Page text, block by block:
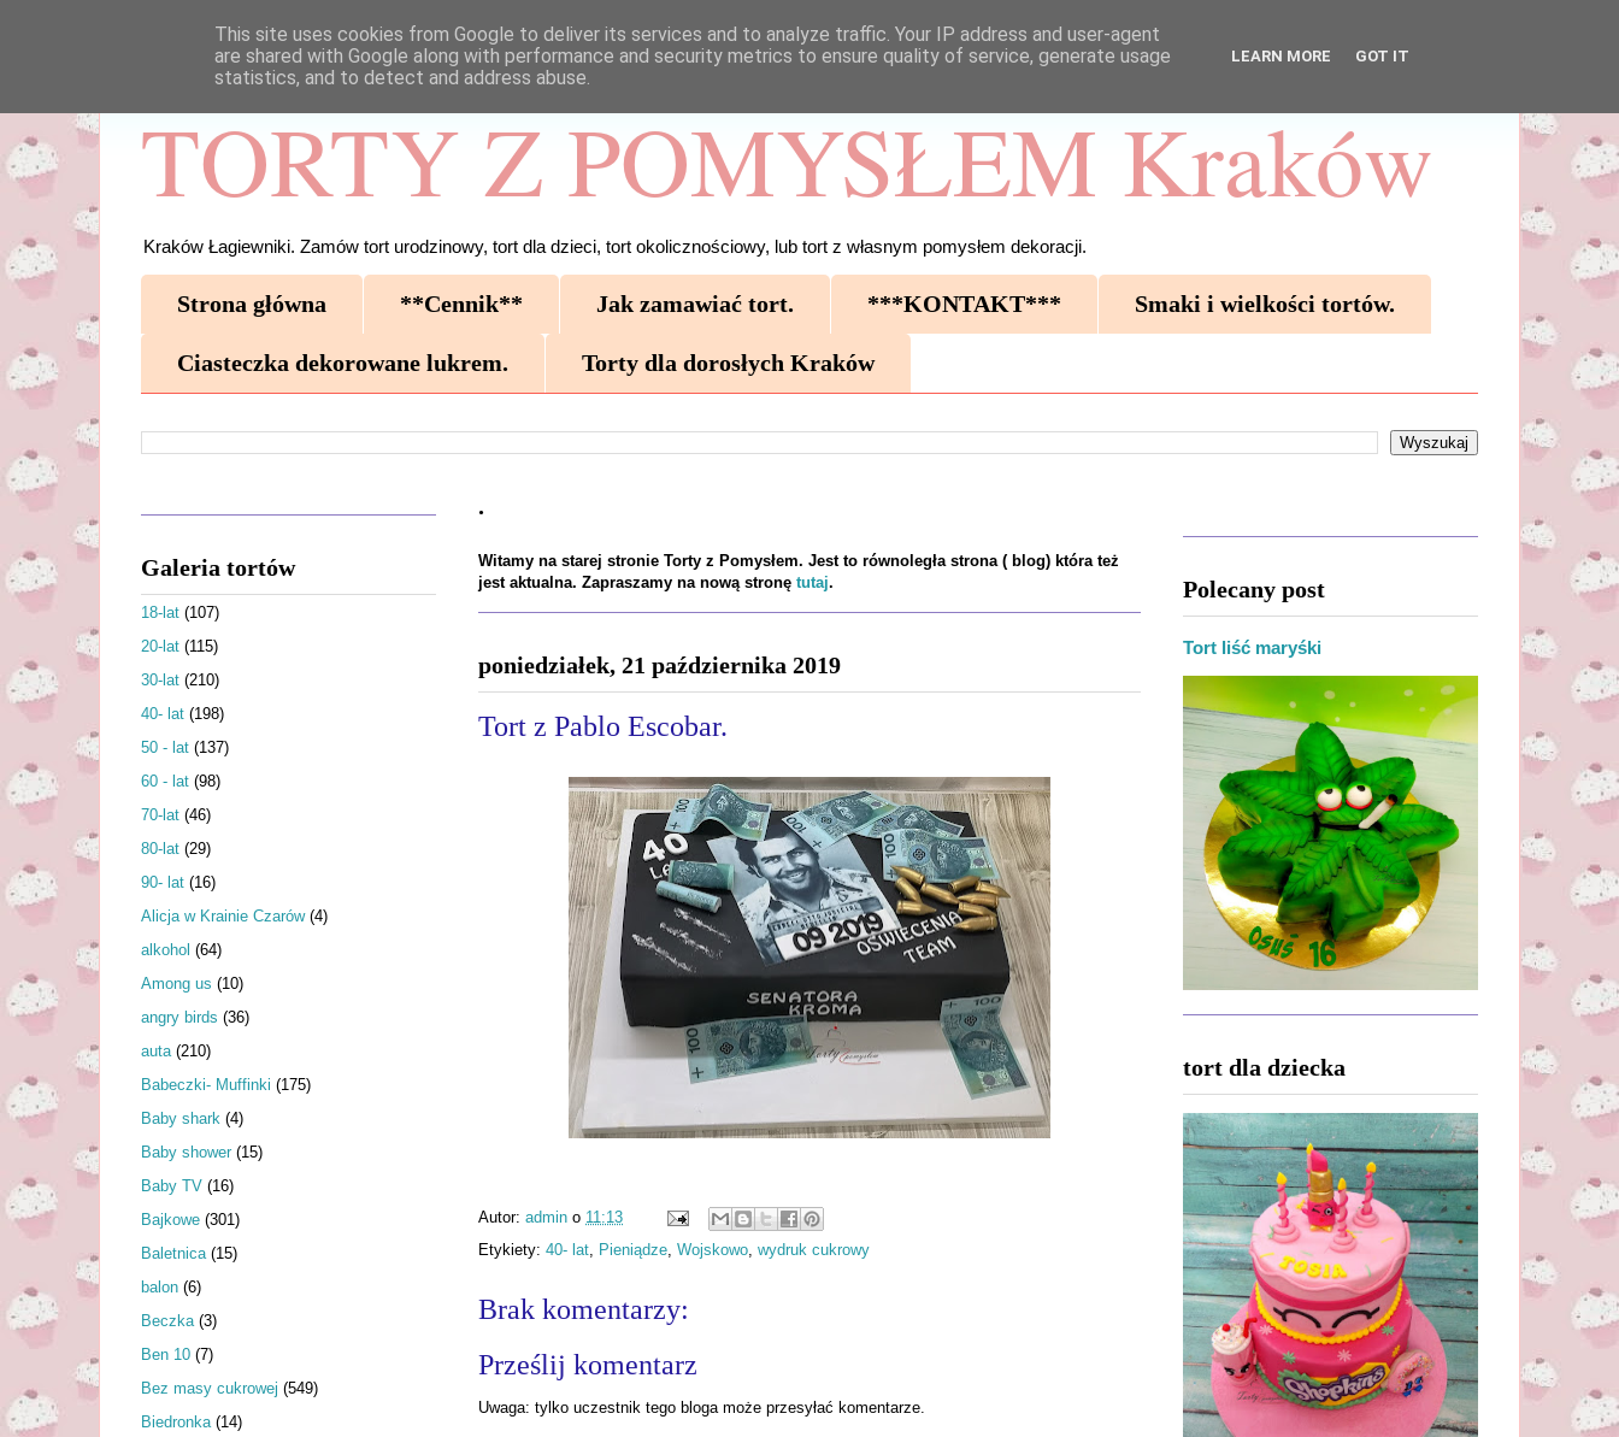
TORTY Z POMYSŁEM Kraków
Kraków Łagiewniki. Zamów tort urodzinowy, tort dla dzieci, tort okolicznościowy, lub tort z własnym pomysłem dekoracji.
Strona główna **Cennik** Jak zamawiać tort. ***KONTAKT*** Smaki i wielkości tortów.
Ciasteczka dekorowane lukrem. Torty dla dorosłych Kraków
.
Witamy na starej stronie Torty z Pomysłem. Jest to równoległa strona ( blog) która też
jest aktualna. Zapraszamy na nową stronę tutaj.
poniedziałek, 21 października 2019
Tort z Pablo Escobar.
Autor: admin o 11:13
Etykiety: 40- lat Pieniądze Wojskowo wydruk cukrowy
Brak komentarzy:
Prześlij komentarz
Uwaga: tylko uczestnik tego bloga może przesyłać komentarze.
Galeria tortów
18-lat (107)
20-lat (115)
30-lat (210)
40- lat (198)
50 - lat (137)
60 - lat (98)
70-lat (46)
80-lat (29)
90- lat (16)
Alicja w Krainie Czarów (4)
alkohol (64)
Among us (10)
angry birds (36)
auta (210)
Babeczki- Muffinki (175)
Baby shark (4)
Baby shower (15)
Baby TV (16)
Bajkowe (301)
Baletnica (15)
balon (6)
Beczka (3)
Ben 10 (7)
Bez masy cukrowej (549)
Biedronka (14)
Polecany post
Tort liść maryśki
tort dla dziecka
This site uses cookies from Google to deliver its services and to analyze traffic. Your IP address and user-agent
are shared with Google along with performance and security metrics to ensure quality of service, generate usage
statistics, and to detect and address abuse.
LEARN MORE GOT IT